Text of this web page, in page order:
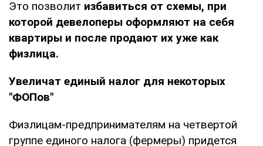
Это позволит избавиться от схемы, при
которой девелоперы оформляют на себя
квартиры и после продают их уже как
физлица.
Увеличат единый налог для некоторых
"ФОПов"
Физлицам-предпринимателям на четвертой
группе единого налога (фермеры) придется